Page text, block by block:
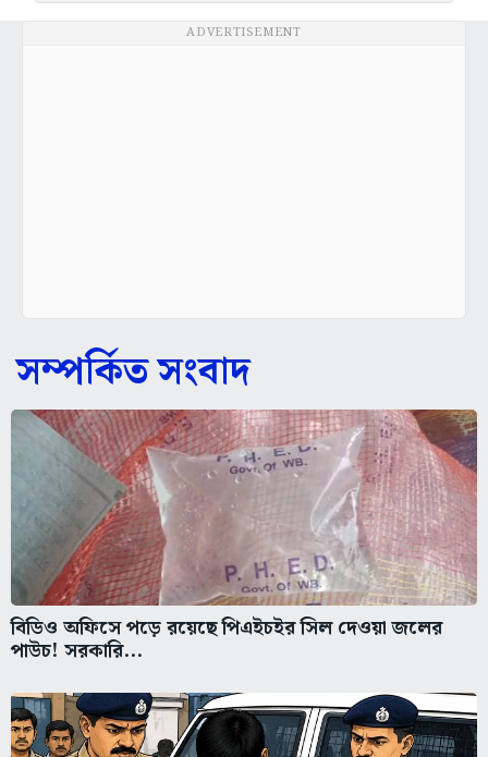
ADVERTISEMENT
সম্পর্কিত সংবাদ
বিডিও অফিসে পড়ে রয়েছে পিএইচইর সিল দেওয়া জলের
পাউচ! সরকারি...